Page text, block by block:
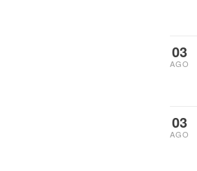
03
AGO
03
AGO